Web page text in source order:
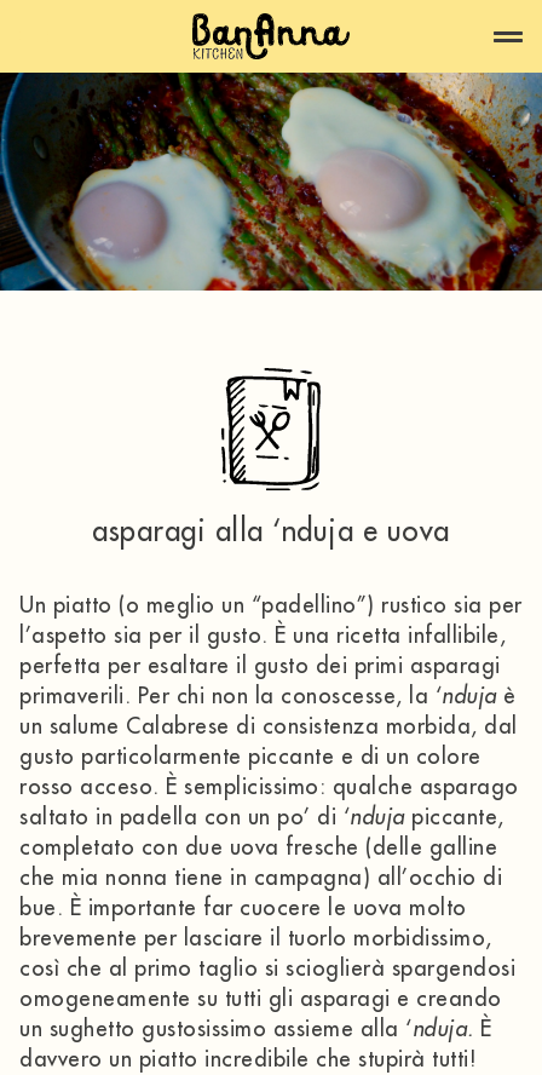
asparagi alla ‘nduja e uova
Un piatto (o meglio un “padellino”) rustico sia per
l’aspetto sia per il gusto. È una ricetta infallibile,
perfetta per esaltare il gusto dei primi asparagi
primaverili. Per chi non la conoscesse, la ‘ndujaè
un salume Calabrese di consistenza morbida, dal
gusto particolarmente piccante e di un colore
rosso acceso. È semplicissimo: qualche asparago
saltato in padella con un po’ di ‘nduja piccante,
completato con due uova fresche (delle galline
che mia nonna tiene in campagna) all’occhio di
bue. È importante far cuocere le uova molto
brevemente per lasciare il tuorlo morbidissimo,
così che al primo taglio si scioglierà spargendosi
omogeneamente su tutti gli asparagi e creando
un sughetto gustosissimo assieme alla ‘nduja. È
davvero un piatto incredibile che stupirà tutti!